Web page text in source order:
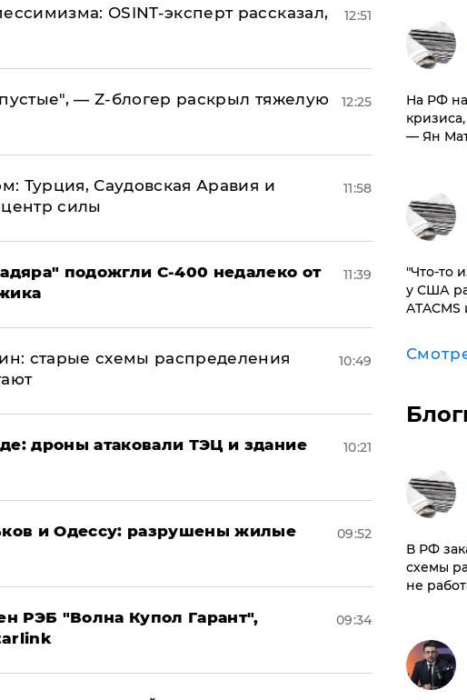
OSINT-эксперт рассказал,
12:51
— Z-блогер раскрыл тяжелую
12:25
Турция, Саудовская Аравия и
силы
11:58
подожгли С-400 недалеко от
11:39
старые схемы распределения
10:49
дроны атаковали ТЭЦ и здание
10:21
и Одессу: разрушены жилые
09:52
РЭБ "Волна Купол Гарант",
09:34
На РФ
— Ян
​"Что-то
у США
ATACMS
​В РФ
схемы
не